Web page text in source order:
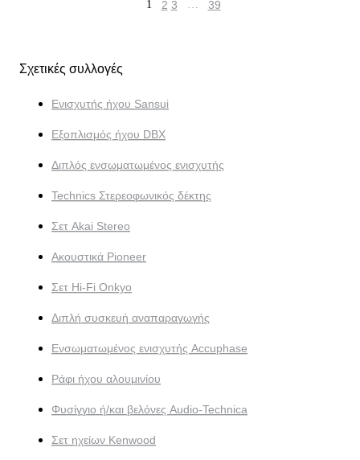
1 2 3 … 39
Σχετικές συλλογές
Ενισχυτής ήχου Sansui
Εξοπλισμός ήχου DBX
Διπλός ενσωματωμένος ενισχυτής
Technics Στερεοφωνικός δέκτης
Σετ Akai Stereo
Ακουστικά Pioneer
Σετ Hi-Fi Onkyo
Διπλή συσκευή αναπαραγωγής
Ενσωματωμένος ενισχυτής Accuphase
Ράφι ήχου αλουμινίου
Φυσίγγιο ή/και βελόνες Audio-Technica
Σετ ηχείων Kenwood